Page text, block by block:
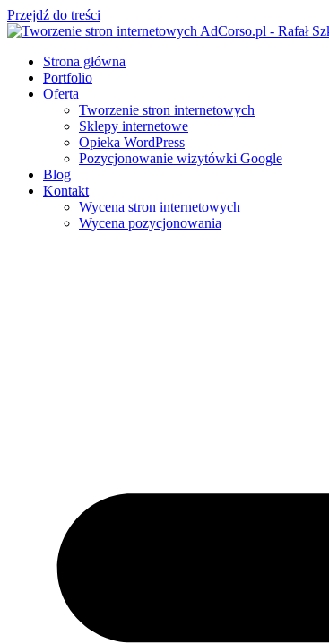
Przejdź do treści
Strona główna
Portfolio
Oferta
Tworzenie stron internetowych
Sklepy internetowe
Opieka WordPress
Pozycjonowanie wizytówki Google
Blog
Kontakt
Wycena stron internetowych
Wycena pozycjonowania